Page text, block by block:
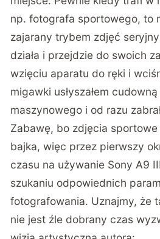
np. fotografa sportowego, to
zajarany trybem zdjęć
działa i przejdzie do swoich
wzięciu aparatu do ręki i
migawki usłyszałem
maszynowego i od razu
Zabawę, bo zdjęcia
bajka, więc przez pierwszy
czasu na używanie Sony A9
szukaniu odpowiednich
fotografowania. Uznajmy, że
nie jest źle dobrany czas